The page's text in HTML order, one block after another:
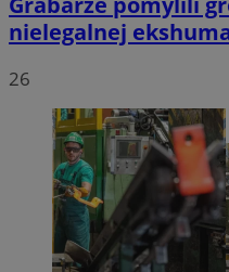
nielegalnej
26